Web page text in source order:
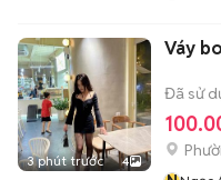
3 phút trước 4
Váy
Đã sử